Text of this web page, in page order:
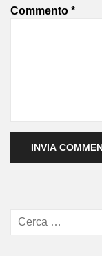
Commento *